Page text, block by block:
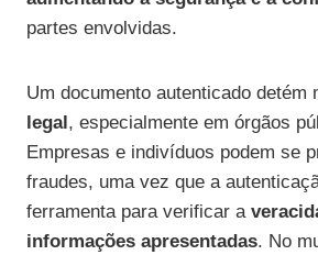
partes envolvidas.
Um documento autenticado detém
legal , especialmente em órgãos
Empresas e indivíduos podem se
fraudes, uma vez que a
ferramenta para verificar a
informações apresentadas. No